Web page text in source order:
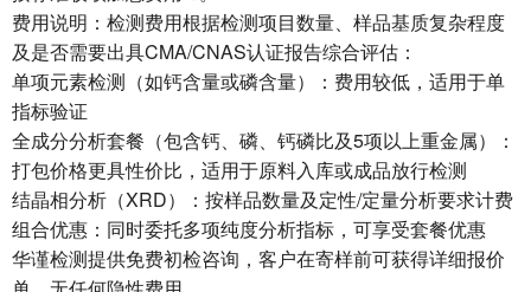
费用说明：检测费用根据检测项目数量、样品基质复杂程度
及是否需要出具CMA/CNAS认证报告综合评估：
单项元素检测（如钙含量或磷含量）：费用较低，适用于单
指标验证
全成分分析套餐（包含钙、磷、钙磷比及5项以上重金属）：
打包价格更具性价比，适用于原料入库或成品放行检测
结晶相分析（XRD）：按样品数量及定性/定量分析要求计费
组合优惠：同时委托多项纯度分析指标，可享受套餐优惠
华谨检测提供免费初检咨询，客户在寄样前可获得详细报价